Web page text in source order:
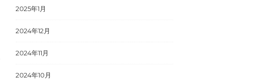
2025年1月
2024年12月
2024年11月
2024年10月